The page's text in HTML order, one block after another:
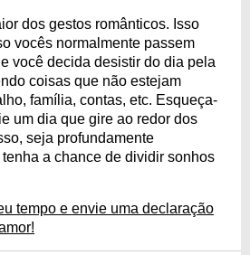
dos gestos românticos. Isso
vocês normalmente passem
você decida desistir do dia pela
coisas que não estejam
família, contas, etc. Esqueça-
um dia que gire ao redor dos
seja profundamente
a chance de dividir sonhos
tempo e envie uma declaração